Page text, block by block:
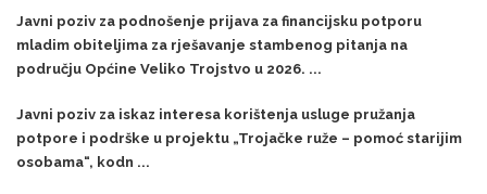
Javni poziv za podnošenje prijava za financijsku potporu
mladim obiteljima za rješavanje stambenog pitanja na
području Općine Veliko Trojstvo u 2026. ...
Javni poziv za iskaz interesa korištenja usluge pružanja
potpore i podrške u projektu „Trojačke ruže – pomoć starijim
osobama“, kodn ...